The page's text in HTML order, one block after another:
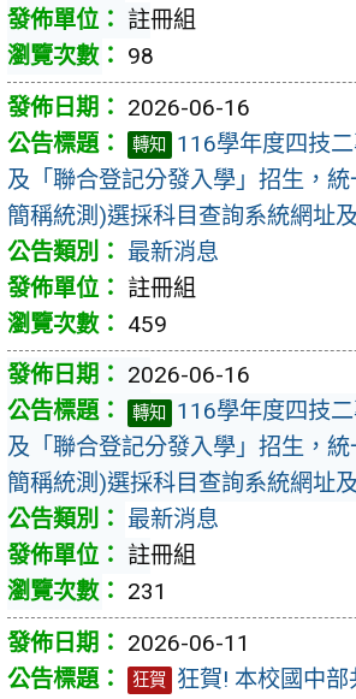
註冊組
98
2026-06-16
轉知
116學年度四技二
及「聯合登記分發入學」招生，
簡稱統測)選採科目查詢系統網址
最新消息
註冊組
459
2026-06-16
轉知
116學年度四技二
及「聯合登記分發入學」招生，
簡稱統測)選採科目查詢系統網址
最新消息
註冊組
231
2026-06-11
狂賀
狂賀! 本校國中